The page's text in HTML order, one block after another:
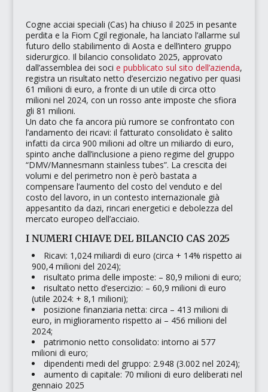
Cogne acciai speciali (Cas) ha chiuso il 2025 in pesante
perdita e la Fiom Cgil regionale, ha lanciato l’allarme sul
futuro dello stabilimento di Aosta e dell’intero gruppo
siderurgico. Il bilancio consolidato 2025, approvato
dall’assemblea dei soci e pubblicato sul sito dell’azienda,
registra un risultato netto d’esercizio negativo per quasi
61 milioni di euro, a fronte di un utile di circa otto
milioni nel 2024, con un rosso ante imposte che sfiora
gli 81 milioni.
Un dato che fa ancora più rumore se confrontato con
l’andamento dei ricavi: il fatturato consolidato è salito
infatti da circa 900 milioni ad oltre un miliardo di euro,
spinto anche dall’inclusione a pieno regime del gruppo
“DMV/Mannesmann stainless tubes”. La crescita dei
volumi e del perimetro non è però bastata a
compensare l’aumento del costo del venduto e del
costo del lavoro, in un contesto internazionale già
appesantito da dazi, rincari energetici e debolezza del
mercato europeo dell’acciaio.
I NUMERI CHIAVE DEL BILANCIO CAS 2025
Ricavi: 1,024 miliardi di euro (circa + 14% rispetto ai
900,4 milioni del 2024);
risultato prima delle imposte: – 80,9 milioni di euro;
risultato netto d’esercizio: – 60,9 milioni di euro
(utile 2024: + 8,1 milioni);
posizione finanziaria netta: circa – 413 milioni di
euro, in miglioramento rispetto ai – 456 milioni del
2024;
patrimonio netto consolidato: intorno ai 577
milioni di euro;
dipendenti medi del gruppo: 2.948 (3.002 nel 2024);
aumento di capitale: 70 milioni di euro deliberati nel
gennaio 2025